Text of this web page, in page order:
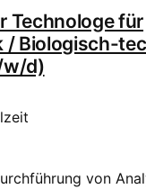
Technologe für
/ Biologisch-
w/d)
von